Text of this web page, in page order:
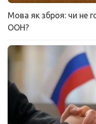
Мова як зброя: чи не
ООН?